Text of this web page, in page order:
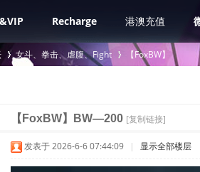
Recharge 港澳充值
女斗、拳击、虐腹、Fight
›
【FoxBW】
【FoxBW】BW—200 [复制链接]
发表于 2026-6-6 07:44:09 | 显示全部楼层